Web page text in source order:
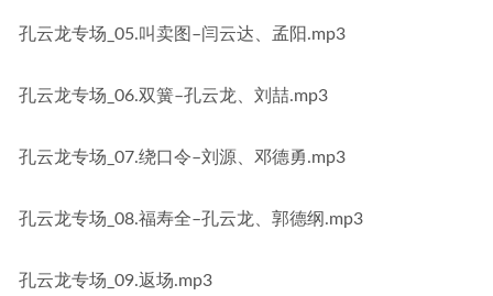
孔云龙专场_05.叫卖图–闫云达、孟阳.mp3
孔云龙专场_06.双簧–孔云龙、刘喆.mp3
孔云龙专场_07.绕口令–刘源、邓德勇.mp3
孔云龙专场_08.福寿全–孔云龙、郭德纲.mp3
孔云龙专场_09.返场.mp3